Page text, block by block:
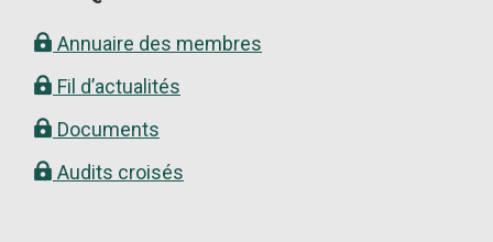
Annuaire des membres
Fil d’actualités
Documents
Audits croisés